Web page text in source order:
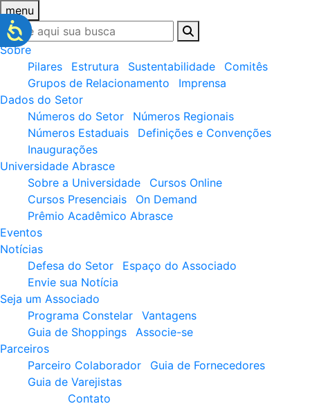
menu
Sobre
Pilares
Estrutura Sustentabilidade
Comitês
Grupos de Relacionamento
Imprensa
Dados do Setor
Números do Setor
Números Regionais
Números Estaduais
Definições e Convenções
Inaugurações
Universidade Abrasce
Sobre a Universidade
Cursos Online
Cursos Presenciais
On Demand
Prêmio Acadêmico Abrasce
Eventos
Notícias
Defesa do Setor
Espaço do Associado
Envie sua Notícia
Seja um Associado
Programa Constelar
Vantagens
Guia de Shoppings
Associe-se
Parceiros
Parceiro Colaborador
Guia de Fornecedores
Guia de Varejistas
Contato